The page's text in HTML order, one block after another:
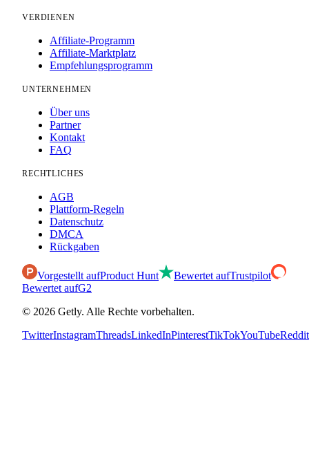
VERDIENEN
Affiliate-Programm
Affiliate-Marktplatz
Empfehlungsprogramm
UNTERNEHMEN
Über uns
Partner
Kontakt
FAQ
RECHTLICHES
AGB
Plattform-Regeln
Datenschutz
DMCA
Rückgaben
Vorgestellt aufProduct Hunt Bewertet aufTrustpilot
Bewertet aufG2
© 2026 Getly. Alle Rechte vorbehalten.
TwitterInstagramThreadsLinkedInPinterestTikTokYouTubeReddit